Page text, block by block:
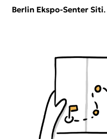
Berlin Ekspo-Senter Siti.